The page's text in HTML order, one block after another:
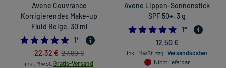
Avene Couvrance
Korrigierendes Make-up
Fluid Beige, 30 ml
5.0
1*
22,32 € 27,90 €
inkl. MwSt. Gratis-Versand
Avene Lippen-Sonnenstick
SPF 50+, 3 g
5.0
1*
12,50 €
inkl. MwSt. zzgl. Versandkosten
Nicht lieferbar